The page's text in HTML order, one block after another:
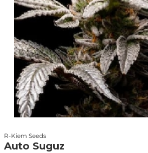
R-Kiem Seeds
Auto Suguz